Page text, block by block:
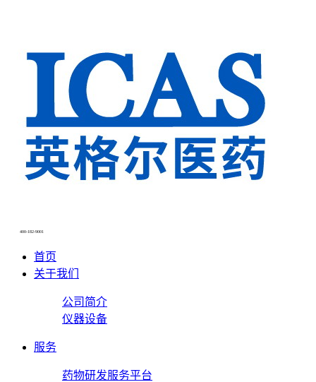
400-182-9001
首页
关于我们
公司简介
仪器设备
服务
药物研发服务平台